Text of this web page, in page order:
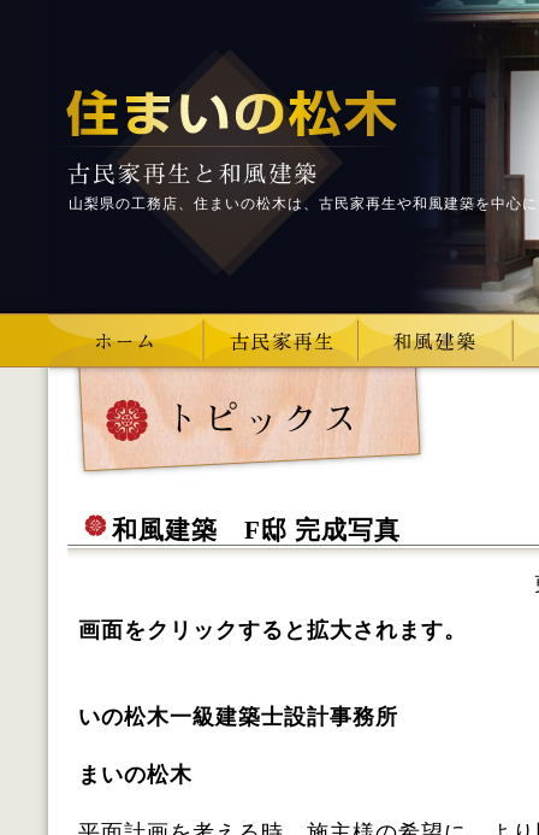
山梨県の工務店、住まいの松木は、古民家再生や和風建築を中心
和風建築 F邸 完成写真
画面をクリックすると拡大されます。
いの松木一級建築士設計事務所
まいの松木